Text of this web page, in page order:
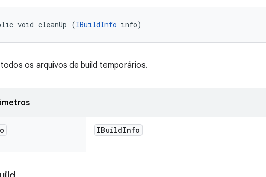
void cleanUp (IBuildInfo info)
os arquivos de build temporários.
IBuildInfo